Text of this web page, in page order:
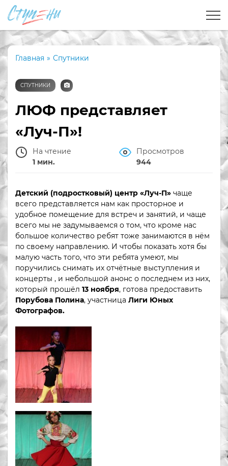
Главная » Спутники
СПУТНИКИ
ЛЮФ представляет
«Луч-П»!
На чтение
1 мин.
Просмотров
944
Детский (подростковый) центр «Луч-П» чаще
всего представляется нам как просторное и
удобное помещение для встреч и занятий, и чаще
всего мы не задумываемся о том, что кроме нас
большое количество ребят тоже занимаются в нём
по своему направлению. И чтобы показать хотя бы
малую часть того, что эти ребята умеют, мы
поручились снимать их отчётные выступления и
концерты , и небольшой анонс о последнем из них,
который прошёл 13 ноября, готова предоставить
Порубова Полина, участница Лиги Юных
Фотографов.